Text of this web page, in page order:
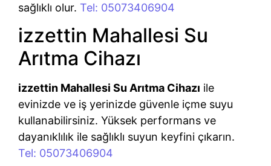
sağlıklı olur. Tel: 05073406904
izzettin Mahallesi Su
Arıtma Cihazı
izzettin Mahallesi Su Arıtma Cihazı ile
evinizde ve iş yerinizde güvenle içme suyu
kullanabilirsiniz. Yüksek performans ve
dayanıklılık ile sağlıklı suyun keyfini çıkarın.
Tel: 05073406904